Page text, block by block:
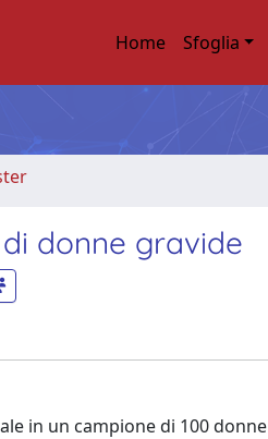
Home Sfoglia
donne gravide
in un campione di 100 donne